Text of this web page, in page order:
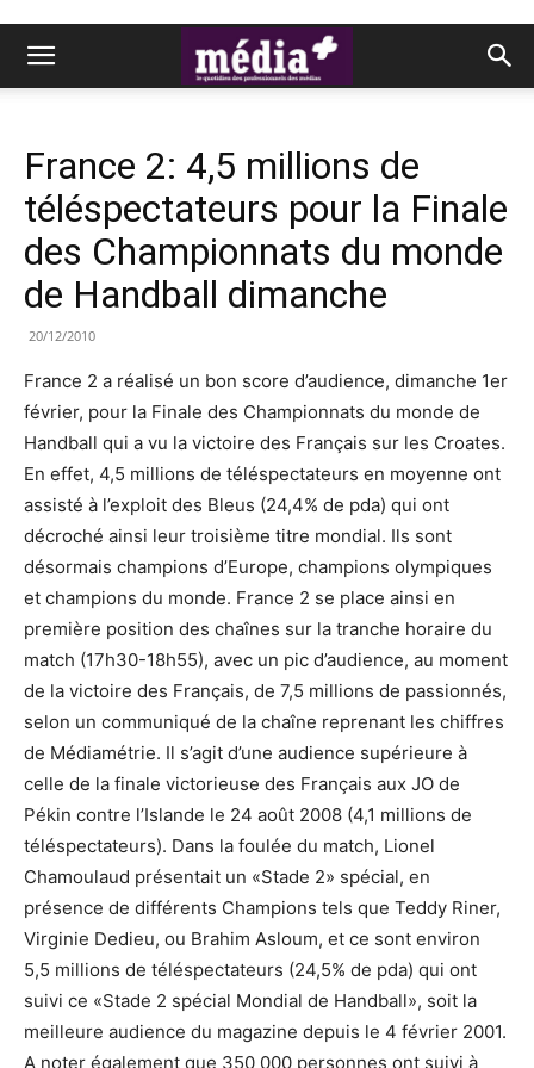
France 2: 4,5 millions de
téléspectateurs pour la Finale
des Championnats du monde
de Handball dimanche
20/12/2010
France 2 a réalisé un bon score d’audience, dimanche 1er
février, pour la Finale des Championnats du monde de
Handball qui a vu la victoire des Français sur les Croates.
En effet, 4,5 millions de téléspectateurs en moyenne ont
assisté à l’exploit des Bleus (24,4% de pda) qui ont
décroché ainsi leur troisième titre mondial. Ils sont
désormais champions d’Europe, champions olympiques
et champions du monde. France 2 se place ainsi en
première position des chaînes sur la tranche horaire du
match (17h30-18h55), avec un pic d’audience, au moment
de la victoire des Français, de 7,5 millions de passionnés,
selon un communiqué de la chaîne reprenant les chiffres
de Médiamétrie. Il s’agit d’une audience supérieure à
celle de la finale victorieuse des Français aux JO de
Pékin contre l’Islande le 24 août 2008 (4,1 millions de
téléspectateurs). Dans la foulée du match, Lionel
Chamoulaud présentait un «Stade 2» spécial, en
présence de différents Champions tels que Teddy Riner,
Virginie Dedieu, ou Brahim Asloum, et ce sont environ
5,5 millions de téléspectateurs (24,5% de pda) qui ont
suivi ce «Stade 2 spécial Mondial de Handball», soit la
meilleure audience du magazine depuis le 4 février 2001.
A noter également que 350 000 personnes ont suivi à